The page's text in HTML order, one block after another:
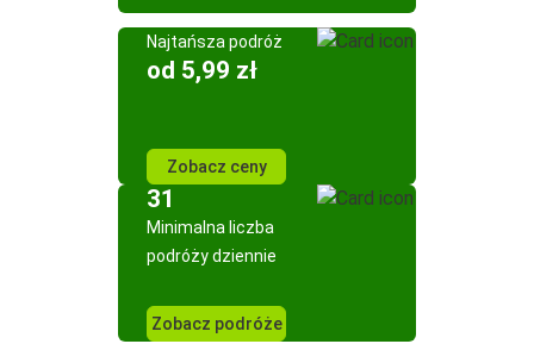
Najtańsza podróż
od 5,99 zł
Zobacz ceny
31
Minimalna liczba
podróży dziennie
Zobacz podróże